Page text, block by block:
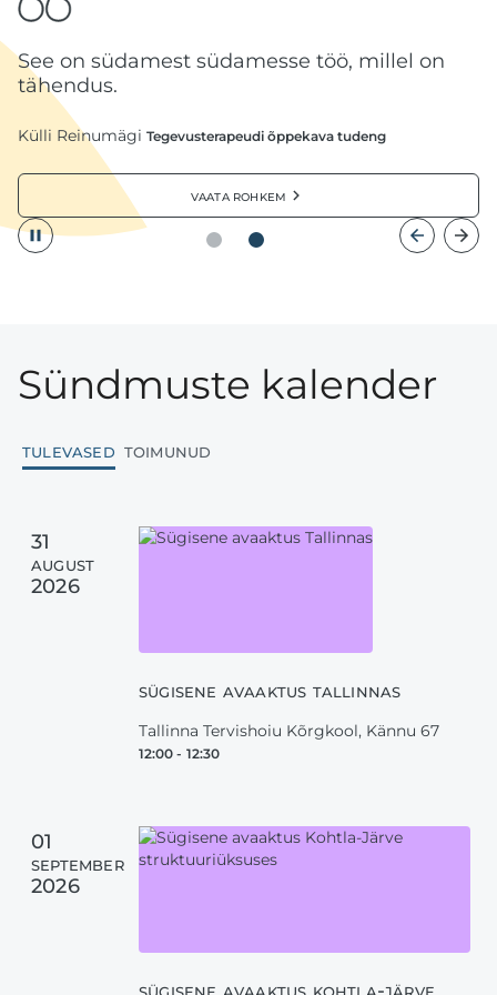
Olen oma karjääriga väga rahul ja mulle
pakub rõõmu, et saan võimaluse koolis käia.
Asta Treier Tallinna Tervishoiu Kõrgkooli terviseteaduse magistrant
vaata rohkem
Sündmuste kalender
tulevased toimunud
31
august
2026
sügisene avaaktus tallinnas
Tallinna Tervishoiu Kõrgkool, Kännu 67
12:00 - 12:30
01
september
2026